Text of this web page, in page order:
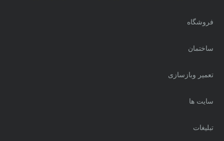
فروشگاه
ساختمان
تعمیر وبازسازی
سایت ها
تبلیغات